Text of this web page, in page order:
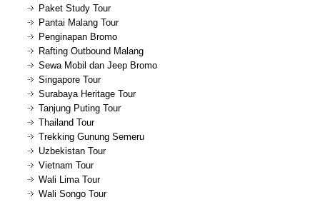
Paket Study Tour
Pantai Malang Tour
Penginapan Bromo
Rafting Outbound Malang
Sewa Mobil dan Jeep Bromo
Singapore Tour
Surabaya Heritage Tour
Tanjung Puting Tour
Thailand Tour
Trekking Gunung Semeru
Uzbekistan Tour
Vietnam Tour
Wali Lima Tour
Wali Songo Tour